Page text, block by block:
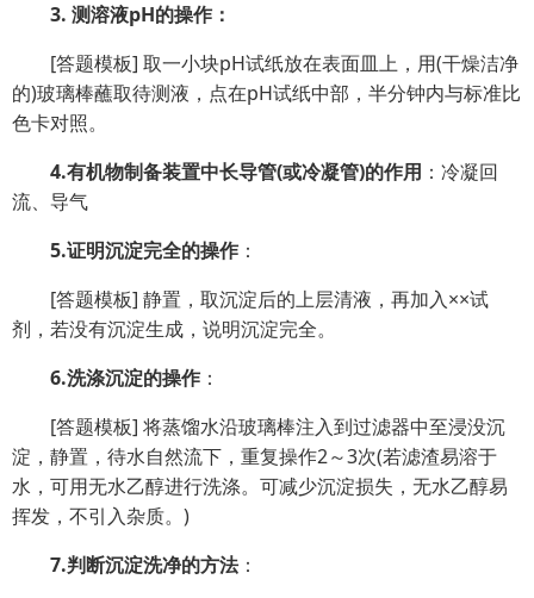
3. 测溶液pH的操作：
[答题模板] 取一小块pH试纸放在表面皿上，用(干燥洁净
的)玻璃棒蘸取待测液，点在pH试纸中部，半分钟内与标准比
色卡对照。
4.有机物制备装置中长导管(或冷凝管)的作用 ：冷凝回
流、导气
5.证明沉淀完全的操作 ：
[答题模板] 静置，取沉淀后的上层清液，再加入××试
剂，若没有沉淀生成，说明沉淀完全。
6.洗涤沉淀的操作 ：
[答题模板] 将蒸馏水沿玻璃棒注入到过滤器中至浸没沉
淀，静置，待水自然流下，重复操作2～3次(若滤渣易溶于
水，可用无水乙醇进行洗涤。可减少沉淀损失，无水乙醇易
挥发，不引入杂质。)
7.判断沉淀洗净的方法：